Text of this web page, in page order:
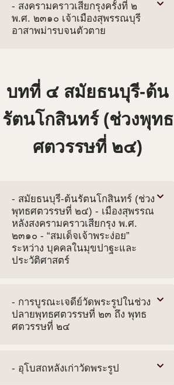
- สงครามคราวเสียกรุงครั้งที่ ๒
พ.ศ. ๒๓๑๐ เจ้าเมืองสุพรรณบุรี
อาสาพม่ารบจนตัวตาย
บทที่ ๔ สมัยธนบุรี-ต้น
รัตนโกสินทร์ (ช่วงพุทธ
ศตวรรษที่ ๒๔)
- สมัยธนบุรี-ต้นรัตนโกสินทร์ (ช่วง
พุทธศตวรรษที่ ๒๔) - เมืองสุพรรณ
หลังสงครามคราวเสียกรุง พ.ศ.
๒๓๑๐ - “สมเด็จเจ้าพระง่อย”
ระหว่าง บุคคลในมุขปาฐะและ
ประวัติศาสตร์
- การบูรณะเจดีย์วัดพระรูปในช่วง
ปลายพุทธศตวรรษที่ ๒๓ ถึง พุทธ
ศตวรรษที่ ๒๔
- อุโบสถหลังเก่าวัดพระรูป